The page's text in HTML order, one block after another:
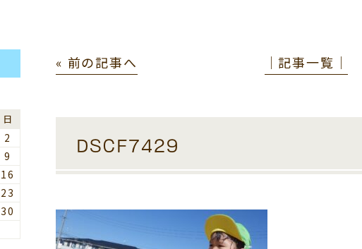
« 前の記事へ │記事一覧│
DSCF7429
日
2
9
16
23
30